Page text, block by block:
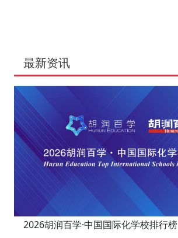
最新资讯
2026胡润百学·中国国际化学校排行榜